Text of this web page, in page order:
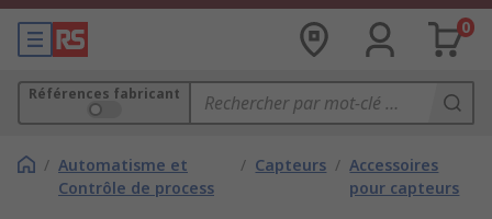
0
Références fabricant
/ Automatisme et
Contrôle de process
/ Capteurs / Accessoires
pour capteurs